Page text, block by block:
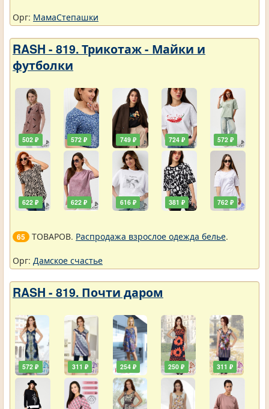
Орг: МамаСтепашки
RASH - 819. Трикотаж - Майки и
футболки
502 ₽
622 ₽
572 ₽
622 ₽
749 ₽
616 ₽
724 ₽
381 ₽
572 ₽
762 ₽
65 ТОВАРОВ. Распродажа взрослое одежда белье.
Орг: Дамское счастье
RASH - 819. Почти даром
572 ₽ 311 ₽ 254 ₽ 250 ₽ 311 ₽